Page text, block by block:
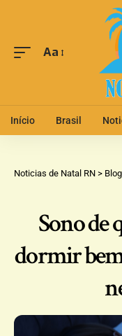
Aa
Início Brasil
Noticias de Natal RN > Blog
Sono de
dormir